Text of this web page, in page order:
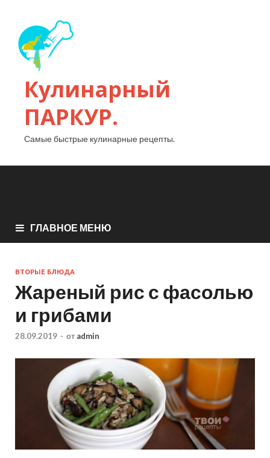
Кулинарный
ПАРКУР.
Самые быстрые кулинарные рецепты.
ГЛАВНОЕ МЕНЮ
ВТОРЫЕ БЛЮДА
Жареный рис с фасолью
и грибами
28.09.2019 - от admin